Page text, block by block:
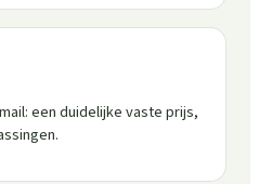
een duidelijke vaste prijs,